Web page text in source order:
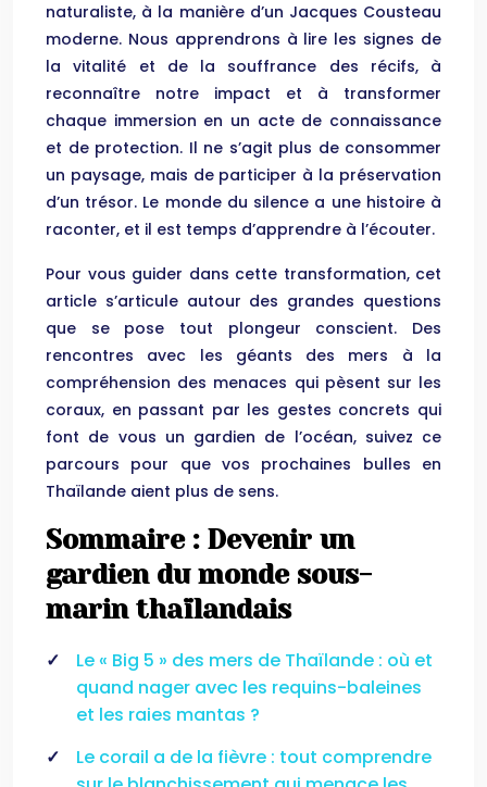
naturaliste, à la manière d’un Jacques Cousteau
moderne. Nous apprendrons à lire les signes de
la vitalité et de la souffrance des récifs, à
reconnaître notre impact et à transformer
chaque immersion en un acte de connaissance
et de protection. Il ne s’agit plus de consommer
un paysage, mais de participer à la préservation
d’un trésor. Le monde du silence a une histoire à
raconter, et il est temps d’apprendre à l’écouter.
Pour vous guider dans cette transformation, cet
article s’articule autour des grandes questions
que se pose tout plongeur conscient. Des
rencontres avec les géants des mers à la
compréhension des menaces qui pèsent sur les
coraux, en passant par les gestes concrets qui
font de vous un gardien de l’océan, suivez ce
parcours pour que vos prochaines bulles en
Thaïlande aient plus de sens.
Sommaire : Devenir un
gardien du monde sous-
marin thaïlandais
Le « Big 5 » des mers de Thaïlande : où et
quand nager avec les requins-baleines
et les raies mantas ?
Le corail a de la fièvre : tout comprendre